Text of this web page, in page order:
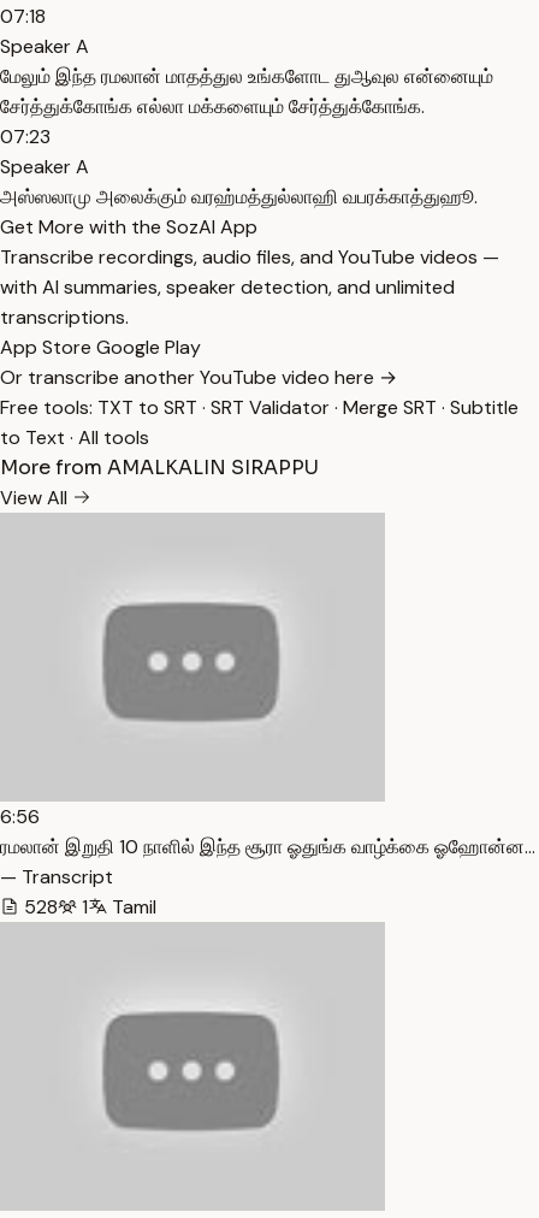
07:18
Speaker A
மேலும் இந்த ரமலான் மாதத்துல உங்களோட துஆவுல என்னையும்
சேர்த்துக்கோங்க எல்லா மக்களையும் சேர்த்துக்கோங்க.
07:23
Speaker A
அஸ்ஸலாமு அலைக்கும் வரஹ்மத்துல்லாஹி வபரக்காத்துஹூ.
Get More with the SozAI App
Transcribe recordings, audio files, and YouTube videos —
with AI summaries, speaker detection, and unlimited
transcriptions.
App Store Google Play
Or transcribe another YouTube video here →
Free tools: TXT to SRT · SRT Validator· Merge SRT · Subtitle
to Text · All tools
More from AMALKALIN SIRAPPU
View All
6:56
ரமலான் இறுதி 10 நாளில் இந்த சூரா ஓதுங்க வாழ்க்கை ஓஹோன்ன…
— Transcript
528
1 Tamil